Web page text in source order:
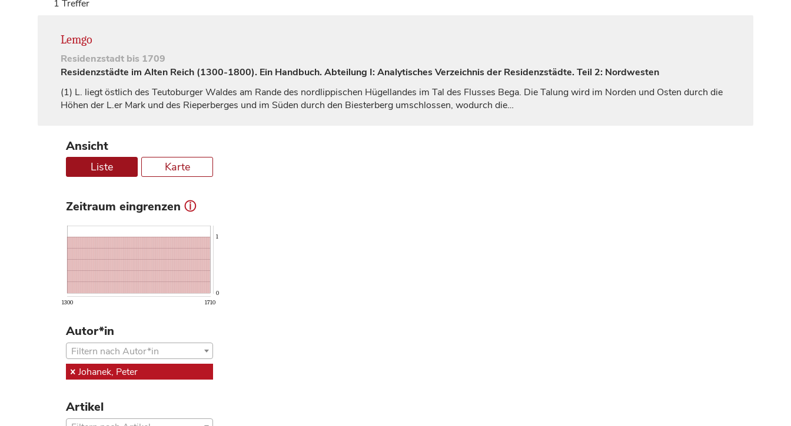
1 Treffer
Lemgo
Residenzstadt bis 1709
Residenzstädte im Alten Reich (1300-1800). Ein Handbuch. Abteilung I: Analytisches Verzeichnis der Residenzstädte. Teil 2: Nordwesten
(1) L. liegt östlich des Teutoburger Waldes am Rande des nordlippischen Hügellandes im Tal des Flusses Bega. Die Talung wird im Norden und Osten durch die
Höhen der L.er Mark und des Rieperberges und im Süden durch den Biesterberg umschlossen, wodurch die…
Ansicht
Liste Karte
Zeitraum eingrenzen ⓘ
1300 1710
0
1
Autor*in
Filtern nach Autor*in
Johanek, Peter
Artikel